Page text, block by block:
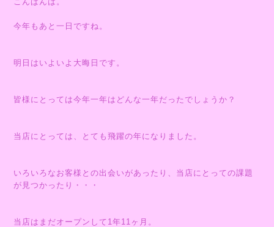
今年もあと一日ですね。
明日はいよいよ大晦日です。
皆様にとっては今年一年はどんな一年だったでしょうか？
当店にとっては、とても飛躍の年になりました。
いろいろなお客様との出会いがあったり、当店にとっての課題
が見つかったり・・・
当店はまだオープンして1年11ヶ月。